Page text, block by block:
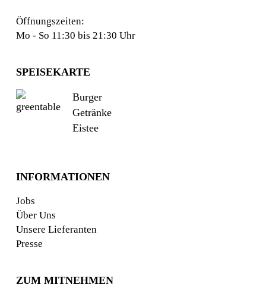
Öffnungszeiten:
Mo - So 11:30 bis 21:30 Uhr
SPEISEKARTE
Burger
Getränke
Eistee
INFORMATIONEN
Jobs
Über Uns
Unsere Lieferanten
Presse
ZUM MITNEHMEN